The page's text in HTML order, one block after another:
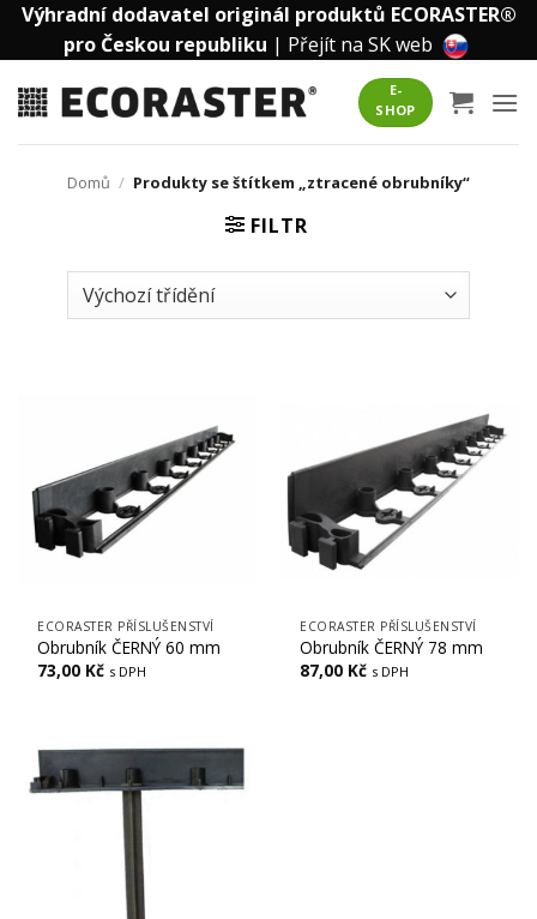
Přeskočit
Výhradní dodavatel originál produktů ECORASTER®
pro Českou republiku | Přejít na SK web
E-
SHOP
Domů / Produkty se štítkem „ztracené obrubníky“
FILTR
ECORASTER PŘÍSLUŠENSTVÍ
Obrubník ČERNÝ 60 mm
73,00 Kč s DPH
ECORASTER PŘÍSLUŠENSTVÍ
Obrubník ČERNÝ 78 mm
87,00 Kč s DPH